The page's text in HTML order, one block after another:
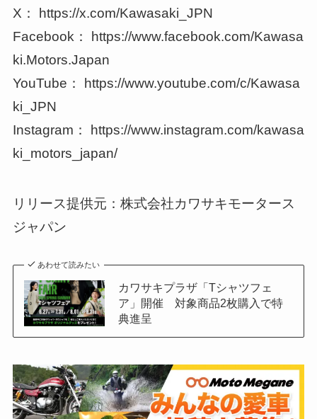
X： https://x.com/Kawasaki_JPN
Facebook： https://www.facebook.com/Kawasa
ki.Motors.Japan
YouTube： https://www.youtube.com/c/Kawasa
ki_JPN
Instagram： https://www.instagram.com/kawasa
ki_motors_japan/
リリース提供元：株式会社カワサキモータース
ジャパン
あわせて読みたい
カワサキプラザ「Tシャツフェ
ア」開催 対象商品2枚購入で特
典進呈